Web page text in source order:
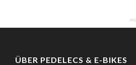
ÜBER PEDELECS & E-BIKES